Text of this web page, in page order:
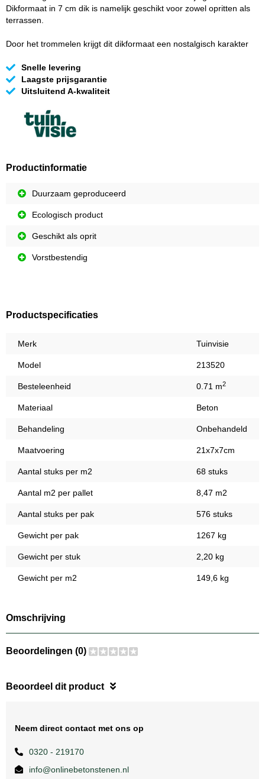
Dikformaat in 7 cm dik is namelijk geschikt voor zowel opritten als
terrassen.
Door het trommelen krijgt dit dikformaat een nostalgisch karakter
Snelle levering
Laagste prijsgarantie
Uitsluitend A-kwaliteit
Productinformatie
Duurzaam geproduceerd
Ecologisch product
Geschikt als oprit
Vorstbestendig
Productspecificaties
Merk Tuinvisie
Model 213520
Besteleenheid 0.71 m2
Materiaal Beton
Behandeling Onbehandeld
Maatvoering 21x7x7cm
Aantal stuks per m2 68 stuks
Aantal m2 per pallet 8,47 m2
Aantal stuks per pak 576 stuks
Gewicht per pak 1267 kg
Gewicht per stuk 2,20 kg
Gewicht per m2 149,6 kg
Omschrijving
Beoordelingen (0)
Beoordeel dit product
Neem direct contact met ons op
0320 - 219170
info@onlinebetonstenen.nl